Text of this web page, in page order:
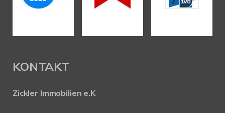
KONTAKT
Zickler Immobilien e.K